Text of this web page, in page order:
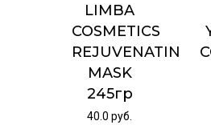
LIMBA
COSMETICS
REJUVENATING
MASK
245гр
40.0руб.